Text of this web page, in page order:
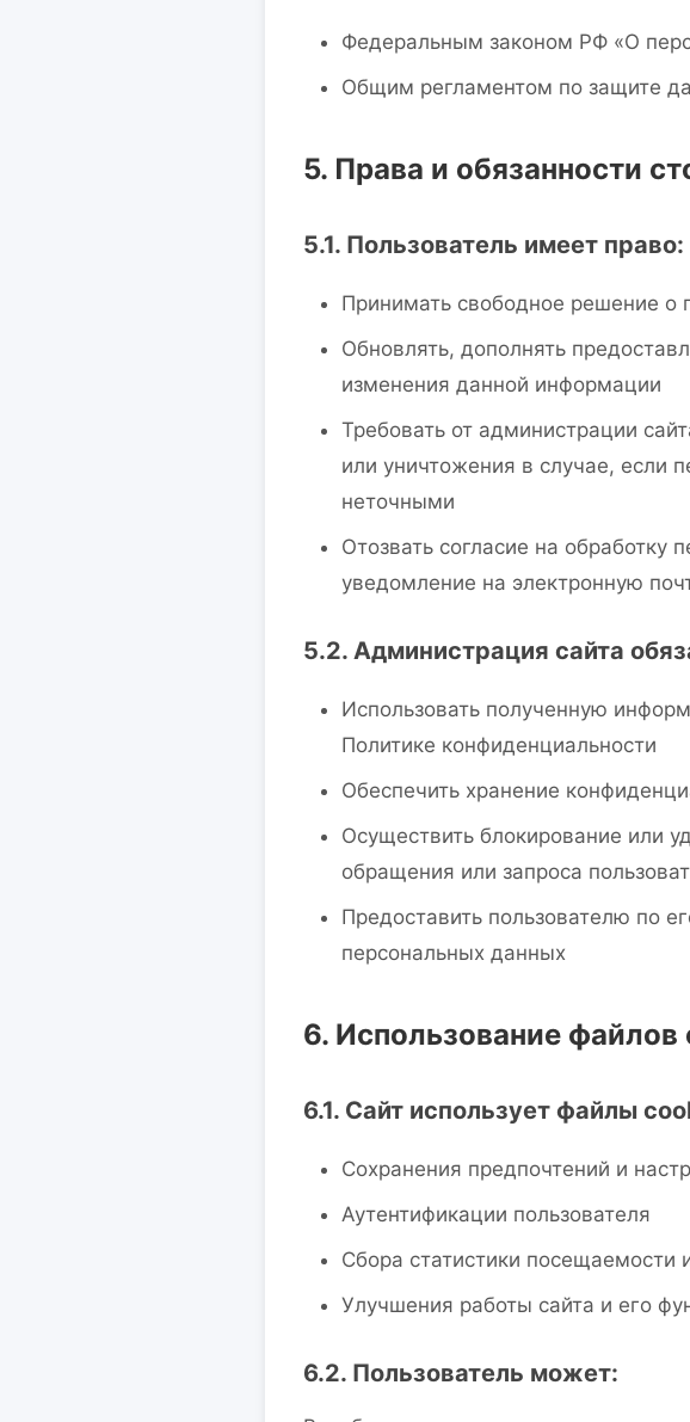
Федеральным законом РФ «О
Общим регламентом по защите
5. Права и обязанности
5.1. Пользователь имеет право:
Принимать свободное решение о
Обновлять, дополнять
изменения данной информации
Требовать от администрации
или уничтожения в случае, если
неточными
Отозвать согласие на
уведомление на электронную
5.2. Администрация сайта
Использовать полученную
Политике конфиденциальности
Обеспечить хранение
Осуществить блокирование или
обращения или запроса
Предоставить пользователю по
персональных данных
6. Использование файлов
6.1. Сайт использует файлы
Сохранения предпочтений и
Аутентификации пользователя
Сбора статистики посещаемости
Улучшения работы сайта и его
6.2. Пользователь может: